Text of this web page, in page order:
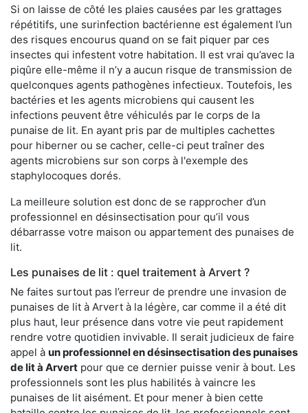
Si on laisse de côté les plaies causées par les grattages
répétitifs, une surinfection bactérienne est également l’un
des risques encourus quand on se fait piquer par ces
insectes qui infestent votre habitation. Il est vrai qu’avec la
piqûre elle-même il n’y a aucun risque de transmission de
quelconques agents pathogènes infectieux. Toutefois, les
bactéries et les agents microbiens qui causent les
infections peuvent être véhiculés par le corps de la
punaise de lit. En ayant pris par de multiples cachettes
pour hiberner ou se cacher, celle-ci peut traîner des
agents microbiens sur son corps à l'exemple des
staphylocoques dorés.
La meilleure solution est donc de se rapprocher d’un
professionnel en désinsectisation pour qu’il vous
débarrasse votre maison ou appartement des punaises de
lit.
Les punaises de lit : quel traitement à Arvert ?
Ne faites surtout pas l’erreur de prendre une invasion de
punaises de lit à Arvert à la légère, car comme il a été dit
plus haut, leur présence dans votre vie peut rapidement
rendre votre quotidien invivable. Il serait judicieux de faire
appel à un professionnel en désinsectisation des punaises
de lit à Arvert pour que ce dernier puisse venir à bout. Les
professionnels sont les plus habilités à vaincre les
punaises de lit aisément. Et pour mener à bien cette